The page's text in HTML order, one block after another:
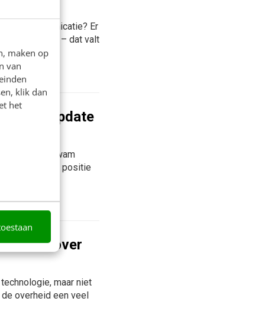
maken op
van
klik dan
het
Er
en overheid – dat valt
Verloop
- een update
En toen kwam
En op de positie
om over
maar niet
overheid een veel